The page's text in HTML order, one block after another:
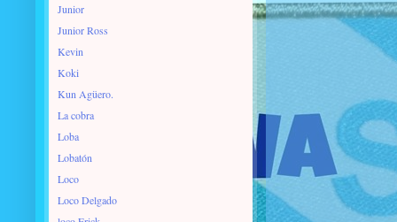
Junior
Junior Ross
Kevin
Koki
Kun Agüero.
La cobra
Loba
Lobatón
Loco
Loco Delgado